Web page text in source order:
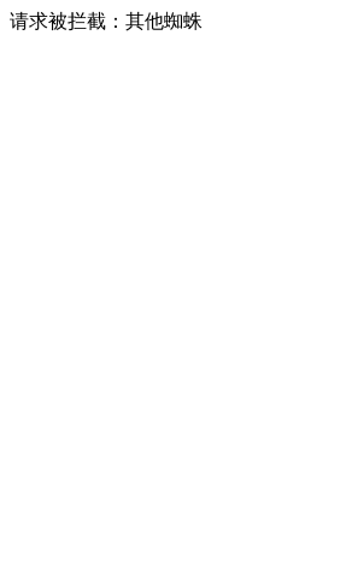
请求被拦截：其他蜘蛛